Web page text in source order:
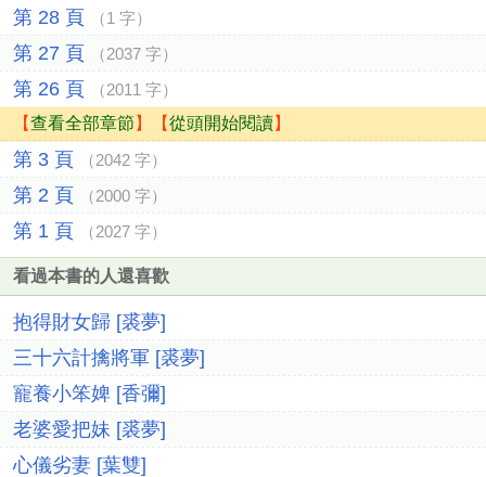
第 28 頁 （1 字）
第 27 頁 （2037 字）
第 26 頁 （2011 字）
【查看全部章節 】【從頭開始閱讀】
第 3 頁 （2042 字）
第 2 頁 （2000 字）
第 1 頁 （2027 字）
看過本書的人還喜歡
抱得財女歸 [裘夢]
三十六計擒將軍 [裘夢]
寵養小笨婢 [香彌]
老婆愛把妹 [裘夢]
心儀劣妻 [葉雙]